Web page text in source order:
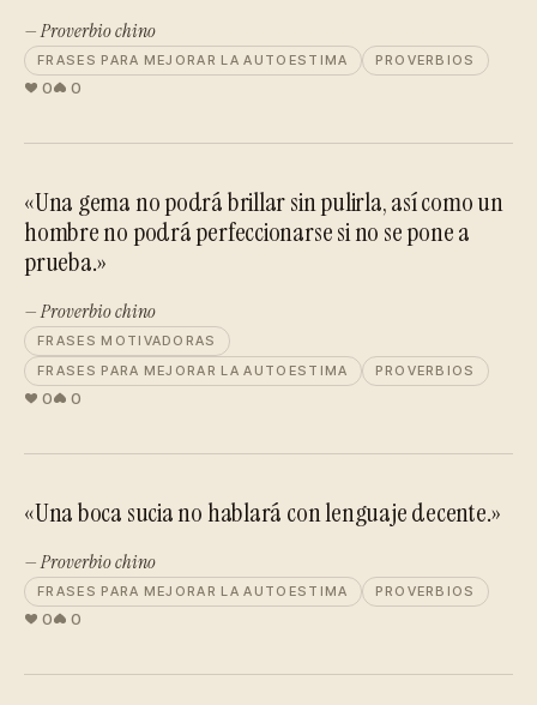
— Proverbio chino
FRASES PARA MEJORAR LA AUTOESTIMA PROVERBIOS
0 0
«Una gema no podrá brillar sin pulirla, así como un
hombre no podrá perfeccionarse si no se pone a
prueba.»
— Proverbio chino
FRASES MOTIVADORAS
FRASES PARA MEJORAR LA AUTOESTIMA
PROVERBIOS
0 0
«Una boca sucia no hablará con lenguaje decente.»
— Proverbio chino
FRASES PARA MEJORAR LA AUTOESTIMA PROVERBIOS
0 0